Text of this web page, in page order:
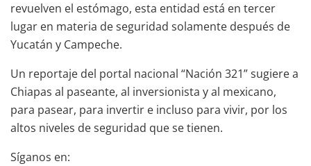
revuelven el estómago, esta entidad está en tercer
lugar en materia de seguridad solamente después de
Yucatán y Campeche.
Un reportaje del portal nacional “Nación 321” sugiere a
Chiapas al paseante, al inversionista y al mexicano,
para pasear, para invertir e incluso para vivir, por los
altos niveles de seguridad que se tienen.
Síganos en: